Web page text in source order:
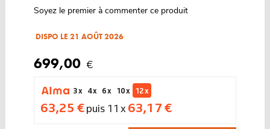
Soyez le premier à commenter ce produit
DISPO LE 21 AOÛT 2026
699,00 €
3 x 4 x 6 x 10 x 12 x
63,25 €puis 11 x 63,17 €